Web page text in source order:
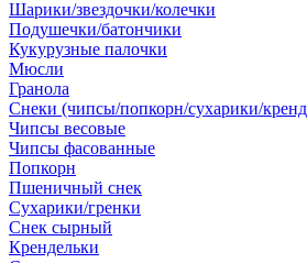
Шарики/звездочки/колечки
Подушечки/батончики
Кукурузные палочки
Мюсли
Гранола
Снеки (чипсы/попкорн/сухарики/
Чипсы весовые
Чипсы фасованные
Попкорн
Пшеничный снек
Сухарики/гренки
Снек сырный
Крендельки